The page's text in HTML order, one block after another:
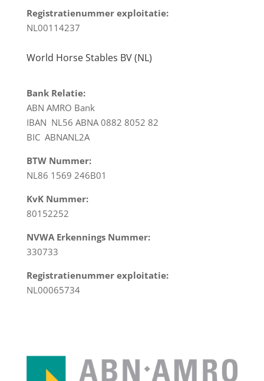
Registratienummer exploitatie:
NL00114237
World Horse Stables BV (NL)
Bank Relatie:
ABN AMRO Bank
IBAN NL56 ABNA 0882 8052 82
BIC ABNANL2A
BTW Nummer:
NL86 1569 246B01
KvK Nummer:
80152252
NVWA Erkennings Nummer:
330733
Registratienummer exploitatie:
NL00065734